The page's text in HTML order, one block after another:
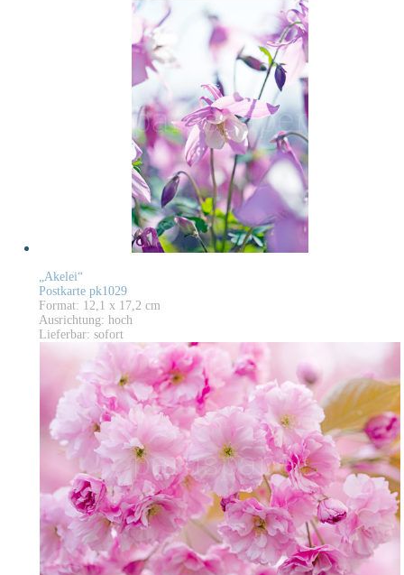
„Akelei“
Postkarte pk1029
Format: 12,1 x 17,2 cm
Ausrichtung: hoch
Lieferbar: sofort